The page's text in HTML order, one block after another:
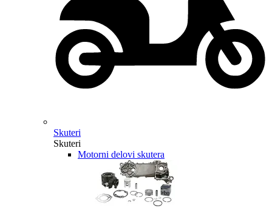
Skuteri
Skuteri
Motorni delovi skutera